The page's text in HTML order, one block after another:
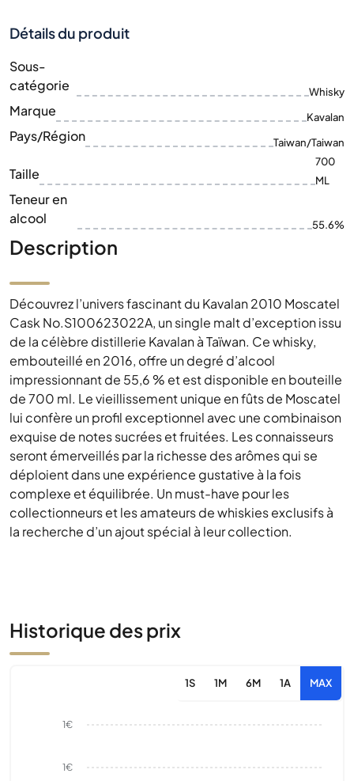
Détails du produit
Sous-
catégorie
Whisky
Marque Kavalan
Pays/Région Taiwan/Taiwan
Taille
700
ML
Teneur en
alcool
55.6%
Description
Découvrez l’univers fascinant du Kavalan 2010 Moscatel
Cask No.S100623022A, un single malt d’exception issu
de la célèbre distillerie Kavalan à Taïwan. Ce whisky,
embouteillé en 2016, offre un degré d’alcool
impressionnant de 55,6 % et est disponible en bouteille
de 700 ml. Le vieillissement unique en fûts de Moscatel
lui confère un profil exceptionnel avec une combinaison
exquise de notes sucrées et fruitées. Les connaisseurs
seront émerveillés par la richesse des arômes qui se
déploient dans une expérience gustative à la fois
complexe et équilibrée. Un must-have pour les
collectionneurs et les amateurs de whiskies exclusifs à
la recherche d’un ajout spécial à leur collection.
Historique des prix
1S 1M 6M 1A MAX
1€
1€